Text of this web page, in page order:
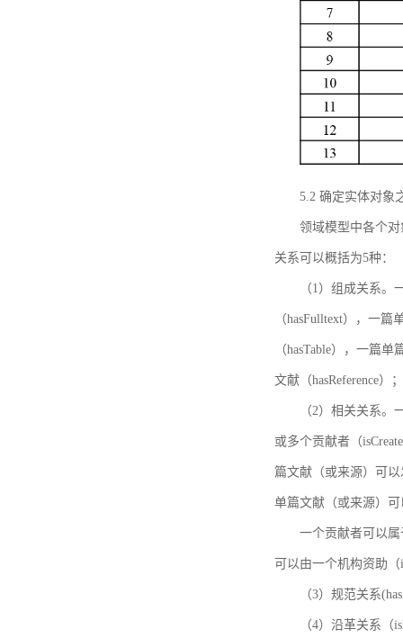
5.2 确定实体对象
领域模型中各个
关系可以概括为5种：
（1）组成关系
（hasFulltext），一
（hasTable），一篇
文献（hasReference）；
（2）相关关系
或多个贡献者（
篇文献（或来源）可
单篇文献（或来源）可
一个贡献者可以
可以由一个机构资助（
（3）规范关系
（4）沿革关系